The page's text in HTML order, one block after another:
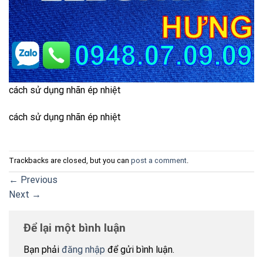
cách sử dụng nhãn ép nhiệt
cách sử dụng nhãn ép nhiệt
Trackbacks are closed, but you can post a comment.
← Previous
Next →
Để lại một bình luận
Bạn phải đăng nhập để gửi bình luận.